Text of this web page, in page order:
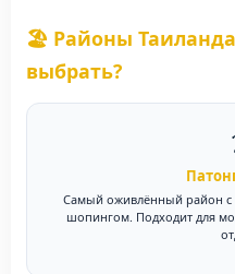
🏖️ Районы
выбрать?
Самый оживлённый район
шопингом. Подходит для